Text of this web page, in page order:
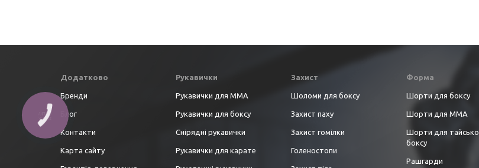
Додатково
Бренди
Блог
Контакти
Карта сайту
Рукавички
Рукавички для ММА
Рукавички для боксу
Снірядні рукавички
Рукавички для карате
Захист
Шоломи для боксу
Захист паху
Захист гомілки
Голеностопи
Форма
Шорти для боксу
Шорти для ММА
Шорти для
боксу
Рашгарди